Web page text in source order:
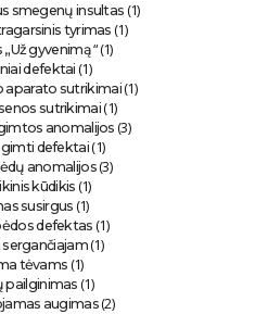
smegenų insultas (1)
tyrimas (1)
gyvenimą“ (1)
defektai (1)
aparato sutrikimai(1)
sutrikimai(1)
anomalijos (3)
defektai (1)
anomalijos(3)
kūdikis (1)
susirgus (1)
defektas (1)
(1)
tėvams (1)
pailginimas (1)
augimas(2)